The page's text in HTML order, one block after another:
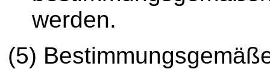
werden.
(5)